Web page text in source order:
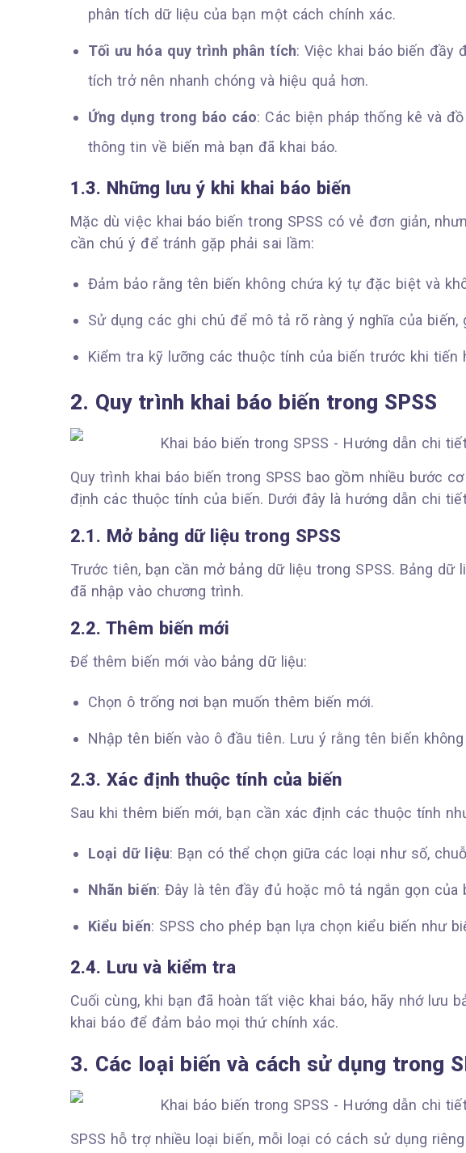
phân tích dữ liệu của bạn một cách chính xác.
Tối ưu hóa quy trình phân tích: Việc khai báo biến đầy
tích trở nên nhanh chóng và hiệu quả hơn.
Ứng dụng trong báo cáo: Các biện pháp thống kê và
thông tin về biến mà bạn đã khai báo.
1.3. Những lưu ý khi khai báo biến
Mặc dù việc khai báo biến trong SPSS có vẻ đơn giản,
cần chú ý để tránh gặp phải sai lầm:
Đảm bảo rằng tên biến không chứa ký tự đặc biệt và
Sử dụng các ghi chú để mô tả rõ ràng ý nghĩa của
Kiểm tra kỹ lưỡng các thuộc tính của biến trước khi tiến
2. Quy trình khai báo biến trong SPSS
Quy trình khai báo biến trong SPSS bao gồm nhiều bước
định các thuộc tính của biến. Dưới đây là hướng dẫn chi
2.1. Mở bảng dữ liệu trong SPSS
Trước tiên, bạn cần mở bảng dữ liệu trong SPSS. Bảng
đã nhập vào chương trình.
2.2. Thêm biến mới
Để thêm biến mới vào bảng dữ liệu:
Chọn ô trống nơi bạn muốn thêm biến mới.
Nhập tên biến vào ô đầu tiên. Lưu ý rằng tên biến
2.3. Xác định thuộc tính của biến
Sau khi thêm biến mới, bạn cần xác định các thuộc tính
Loại dữ liệu: Bạn có thể chọn giữa các loại như số,
Nhãn biến: Đây là tên đầy đủ hoặc mô tả ngắn gọn của
Kiểu biến: SPSS cho phép bạn lựa chọn kiểu biến như
2.4. Lưu và kiểm tra
Cuối cùng, khi bạn đã hoàn tất việc khai báo, hãy nhớ lưu
khai báo để đảm bảo mọi thứ chính xác.
3. Các loại biến và cách sử dụng trong
SPSS hỗ trợ nhiều loại biến, mỗi loại có cách sử dụng